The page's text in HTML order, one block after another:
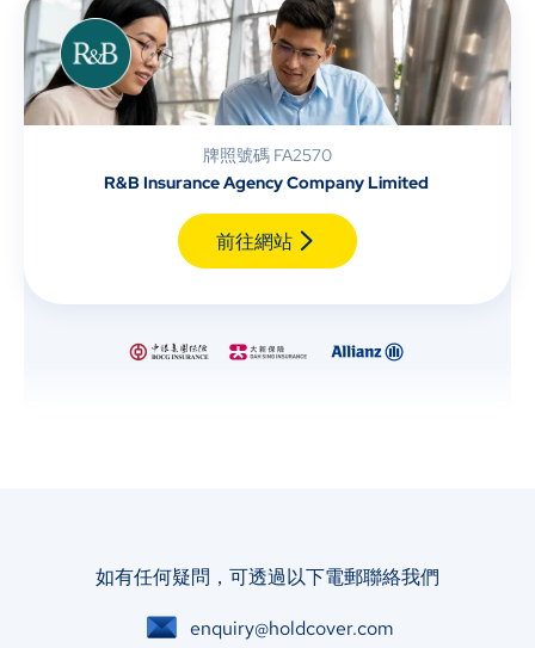
牌照號碼 FA2570
R&B Insurance Agency Company Limited
前往網站
如有任何疑問，可透過以下電郵聯絡我們
enquiry@holdcover.com